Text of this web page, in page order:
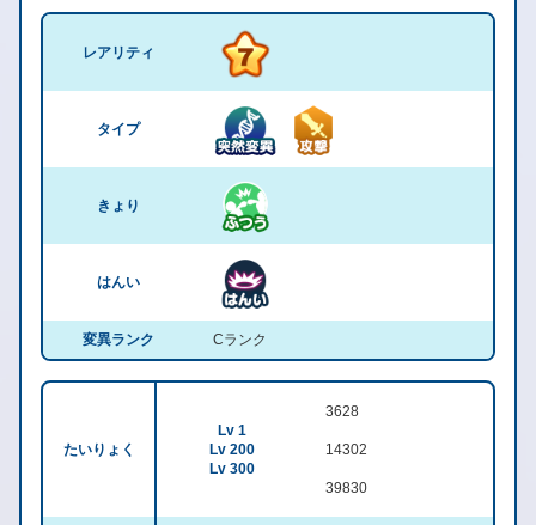
レアリティ
タイプ
きょり
はんい
変異ランク Cランク
たいりょく
Lv 1
Lv 200
Lv 300
3628
14302
39830